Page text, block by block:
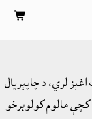

لري، د چاپېريال
کچې مالوم کولوبرخو